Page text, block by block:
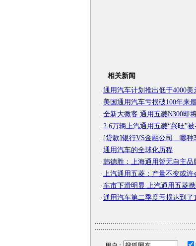
相关新闻
·通用汽车计划推出低于4000美
· 美国通用汽车亏损破100年来
·全新大微客 通用五菱N300即
·2.6万辆上汽通用五菱“兴旺”被
· [贷款]银行VS金融公司 哪种
·通用汽车的全球化历程
·韩德胜：上海通用暂无自主品
·上汽通用五菱：产量不变或许
·车市下滑明显 上汽通用五菱
·通用汽车第二季度亏损达到了